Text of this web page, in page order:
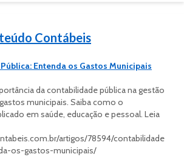
Contábeis
Entenda os Gastos Municipais
da contabilidade pública na gestão
municipais. Saiba como o
em saúde, educação e pessoal. Leia
artigos/78594/contabilidade
os-gastos-municipais/